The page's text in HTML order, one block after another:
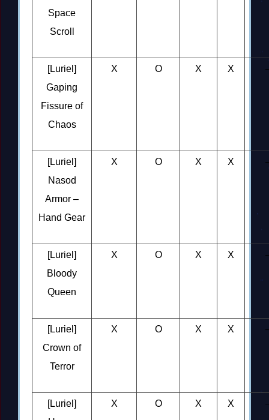
Space
Scroll
[Luriel]
Gaping
Fissure of
Chaos
X O X X
[Luriel]
Nasod
Armor –
Hand Gear
X O X X
[Luriel]
Bloody
Queen
X O X X
[Luriel]
Crown of
Terror
X O X X
[Luriel]
X O X X